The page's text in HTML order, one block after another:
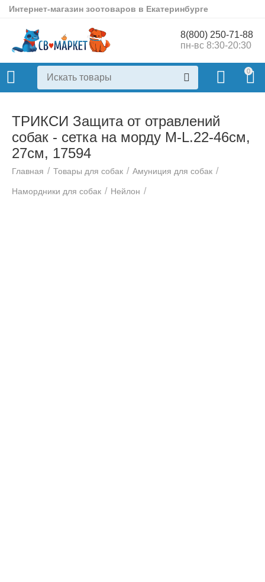
Интернет-магазин зоотоваров в Екатеринбурге
8(800) 250-71-88
пн-вс 8:30-20:30
0
ТРИКСИ Защита от отравлений
собак - сетка на морду M-L.22-46см,
27см, 17594
Главная / Товары для собак / Амуниция для собак /
Намордники для собак / Нейлон /